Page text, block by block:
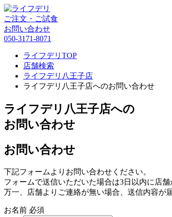
ご注文・ご試食
お問い合わせ
050-3171-8071
ライフデリTOP
店舗検索
ライフデリ八王子店
ライフデリ八王子店へのお問い合わせ
ライフデリ八王子店への
お問い合わせ
お問い合わせ
下記フォームよりお問い合わせください。
フォームで送信いただいた場合は3日以内に店
万一、店舗よりご連絡が無い場合、送信内容が
お名前 必須